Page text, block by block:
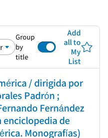
Group
by
title
Add
all to
My
List
/ dirigida por
Padrón ;
Fernández
enciclopedia de
Monografías)